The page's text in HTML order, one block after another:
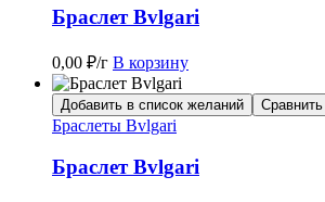
Браслет Bvlgari
0,00 ₽/г В корзину
Добавить в список желаний Сравнить
Браслеты Bvlgari
Браслет Bvlgari